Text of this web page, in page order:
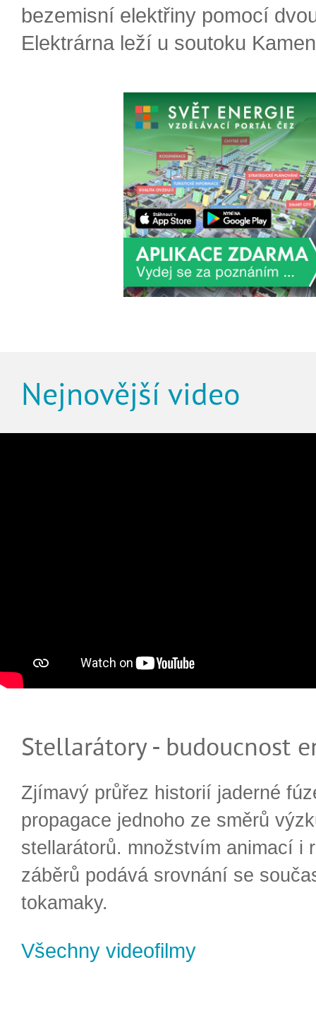
bezemisní elektřiny pomocí
Elektrárna leží u soutoku
Nejnovější video
Stellarátory - budoucnost
Zjímavý průřez historií jaderné
propagace jednoho ze směrů
stellarátorů. množstvím animací i
záběrů podává srovnání se
tokamaky.
Všechny videofilmy